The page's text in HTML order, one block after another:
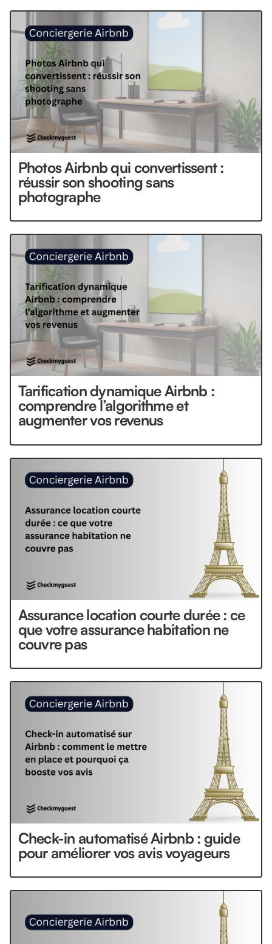
Photos Airbnb qui convertissent :
réussir son shooting sans
photographe
Tarification dynamique Airbnb :
comprendre l’algorithme et
augmenter vos revenus
Assurance location courte durée : ce
que votre assurance habitation ne
couvre pas
Check-in automatisé Airbnb : guide
pour améliorer vos avis voyageurs